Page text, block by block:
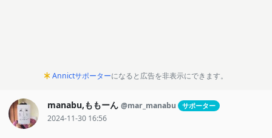
Annictサポーターになると広告を非表示にできます。
manabu,ももーん @mar_manabu サポーター
2024-11-30 16:56